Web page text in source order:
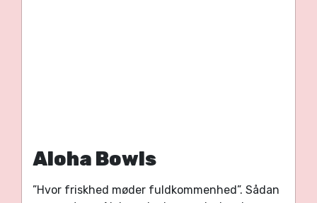
Aloha Bowls
”Hvor friskhed møder fuldkommenhed”. Sådan